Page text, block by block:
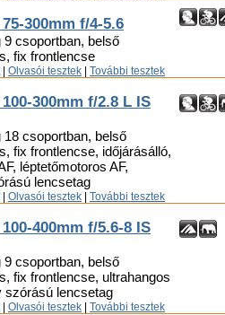
300mm f/4-5.6
9 csoportban, belső
fix frontlencse
Olvasói tesztek További tesztek
300mm f/2.8 L IS
18 csoportban, belső
fix frontlencse, időjárásálló,
léptetőmotoros AF,
lencsetag
Olvasói tesztek További tesztek
400mm f/5.6-8 IS
9 csoportban, belső
fix frontlencse, ultrahangos
szórású lencsetag
Olvasói tesztek További tesztek